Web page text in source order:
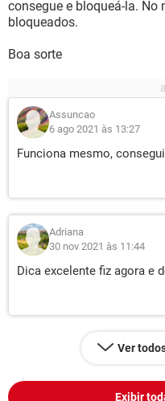
consegue e bloqueá-la. No
bloqueados.
Boa sorte
Assuncao
6 ago 2021 às 13:27
Funciona mesmo,
Adriana
30 nov 2021 às 11:44
Dica excelente fiz agora e
Ver
Exibir